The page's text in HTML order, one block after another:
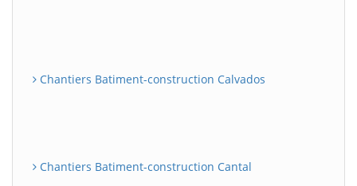
Chantiers Batiment-construction Calvados
Chantiers Batiment-construction Cantal